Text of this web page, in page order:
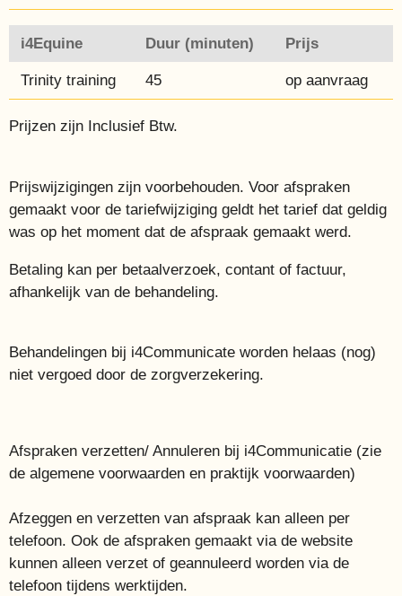
i4Equine Duur (minuten) Prijs
Trinity training 45 op aanvraag
Prijzen zijn Inclusief Btw.
Prijswijzigingen zijn voorbehouden. Voor afspraken
gemaakt voor de tariefwijziging geldt het tarief dat geldig
was op het moment dat de afspraak gemaakt werd.
Betaling kan per betaalverzoek, contant of factuur,
afhankelijk van de behandeling.
Behandelingen bij i4Communicate worden helaas (nog)
niet vergoed door de zorgverzekering.
Afspraken verzetten/ Annuleren bij i4Communicatie (zie
de algemene voorwaarden en praktijk voorwaarden)
Afzeggen en verzetten van afspraak kan alleen per
telefoon. Ook de afspraken gemaakt via de website
kunnen alleen verzet of geannuleerd worden via de
telefoon tijdens werktijden.